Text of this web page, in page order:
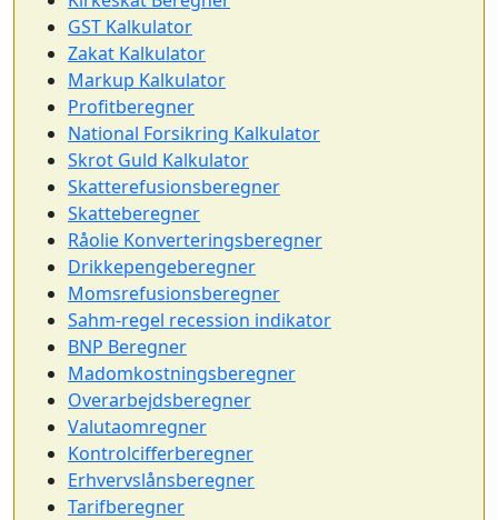
GST Kalkulator
Zakat Kalkulator
Markup Kalkulator
Profitberegner
National Forsikring Kalkulator
Skrot Guld Kalkulator
Skatterefusionsberegner
Skatteberegner
Råolie Konverteringsberegner
Drikkepengeberegner
Momsrefusionsberegner
Sahm-regel recession indikator
BNP Beregner
Madomkostningsberegner
Overarbejdsberegner
Valutaomregner
Kontrolcifferberegner
Erhvervslånsberegner
Tarifberegner